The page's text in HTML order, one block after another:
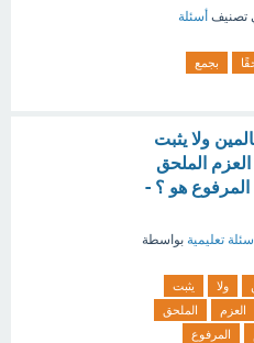
تصنيف أسئلة
بجمع
ولا يثبت
العزم الملحق
المرفوع هو ؟ -
أسئلة تعليمية بواسطة
ولا
يثبت
العزم
الملحق
المرفوع